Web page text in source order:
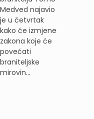
Medved najavio
je u četvrtak
kako će izmjene
zakona koje će
povećati
braniteljske
mirovin...